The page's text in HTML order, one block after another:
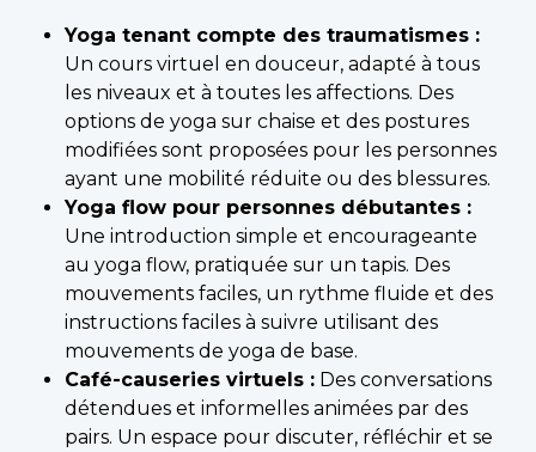
Yoga tenant compte des traumatismes :
Un cours virtuel en douceur, adapté à tous
les niveaux et à toutes les affections. Des
options de yoga sur chaise et des postures
modifiées sont proposées pour les personnes
ayant une mobilité réduite ou des blessures.
Yoga flow pour personnes débutantes :
Une introduction simple et encourageante
au yoga flow, pratiquée sur un tapis. Des
mouvements faciles, un rythme fluide et des
instructions faciles à suivre utilisant des
mouvements de yoga de base.
Café-causeries virtuels : Des conversations
détendues et informelles animées par des
pairs. Un espace pour discuter, réfléchir et se